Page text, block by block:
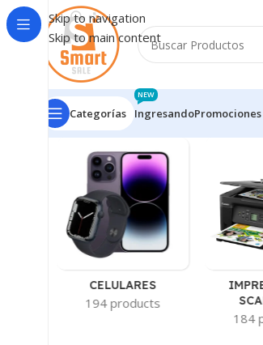
Skip to navigation
Skip to main content
Categorías Ingresando
NEW
Promociones
CELULARES
194 products
184